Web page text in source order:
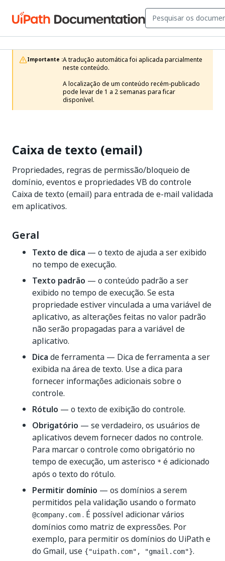
Importante :A tradução automática foi aplicada parcialmente
neste conteúdo.
A localização de um conteúdo recém-publicado
pode levar de 1 a 2 semanas para ficar
disponível.
Caixa de texto (email)
Propriedades, regras de permissão/bloqueio de
domínio, eventos e propriedades VB do controle
Caixa de texto (email) para entrada de e-mail validada
em aplicativos.
Geral
Texto de dica — o texto de ajuda a ser exibido
no tempo de execução.
Texto padrão — o conteúdo padrão a ser
exibido no tempo de execução. Se esta
propriedade estiver vinculada a uma variável de
aplicativo, as alterações feitas no valor padrão
não serão propagadas para a variável de
aplicativo.
Dica de ferramenta — Dica de ferramenta a ser
exibida na área de texto. Use a dica para
fornecer informações adicionais sobre o
controle.
Rótulo — o texto de exibição do controle.
Obrigatório — se verdadeiro, os usuários de
aplicativos devem fornecer dados no controle.
Para marcar o controle como obrigatório no
tempo de execução, um asterisco * é adicionado
após o texto do rótulo.
Permitir domínio — os domínios a serem
permitidos pela validação usando o formato
@company.com . É possível adicionar vários
domínios como matriz de expressões. Por
exemplo, para permitir os domínios do UiPath e
do Gmail, use {"uipath.com", "gmail.com"}.